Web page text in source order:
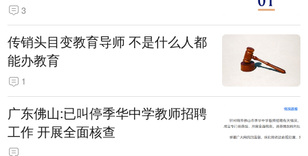
3
传销头目变教育导师 不是什么人都
能办教育
1
广东佛山:已叫停季华中学教师招聘
工作 开展全面核查